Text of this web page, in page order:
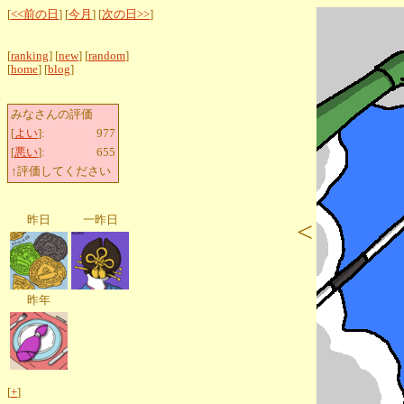
[<<前の日 ] [今月 ] [次の日>>]
[ranking] [new] [random]
[home] [blog]
みなさんの評価
[よい]:
977
[悪い]:
655
↑評価してください
昨日 一昨日
昨年
[+]
<